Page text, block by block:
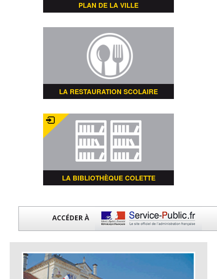
PLAN DE LA VILLE
LA RESTAURATION SCOLAIRE
LA BIBLIOTHÈQUE COLETTE